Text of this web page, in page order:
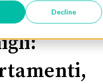
Decline